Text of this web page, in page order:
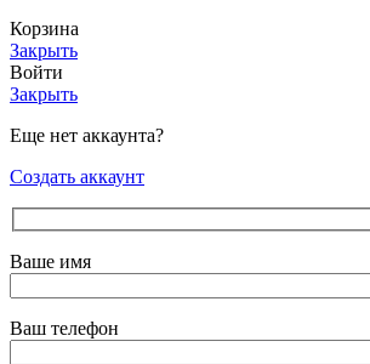
Корзина
Закрыть
Войти
Закрыть
Еще нет аккаунта?
Создать аккаунт
Ваше имя
Ваш телефон